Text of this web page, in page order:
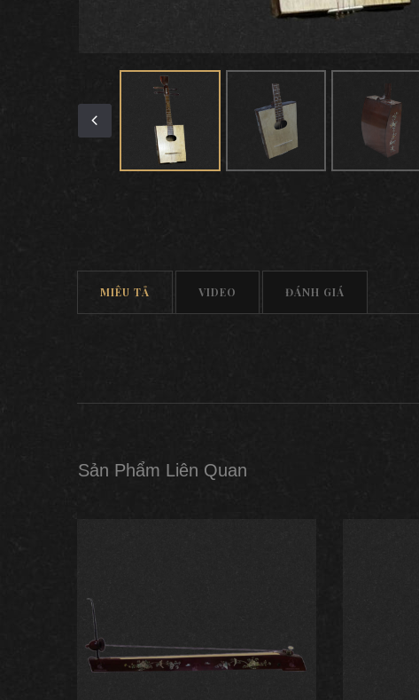
MIÊU TẢ VIDEO ĐÁNH GIÁ
Sản Phẩm Liên Quan